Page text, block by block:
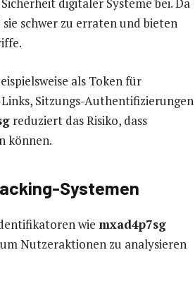
schwer zu erraten und bieten
als Token für
Sitzungs-Authentifizierungen
reduziert das Risiko, dass
können.
Systemen
wie mxad4p7sg
Nutzeraktionen zu analysieren